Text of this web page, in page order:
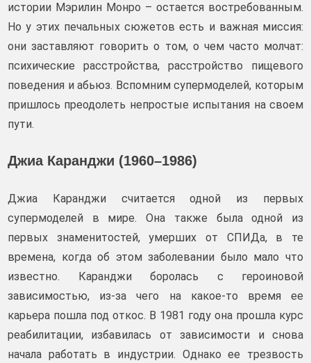
истории Мэрилин Монро – остается востребованным.
Но у этих печальных сюжетов есть и важная миссия:
они заставляют говорить о том, о чем часто молчат:
психические расстройства, расстройство пищевого
поведения и абьюз. Вспомним супермоделей, которым
пришлось преодолеть непростые испытания на своем
пути.
Джиа Каранджи (1960–1986)
Джиа Каранджи считается одной из первых
супермоделей в мире. Она также была одной из
первых знаменитостей, умерших от СПИДа, в те
времена, когда об этом заболевании было мало что
известно. Каранджи боролась с героиновой
зависимостью, из-за чего на какое-то время ее
карьера пошла под откос. В 1981 году она прошла курс
реабилитации, избавилась от зависимости и снова
начала работать в индустрии. Однако ее трезвость